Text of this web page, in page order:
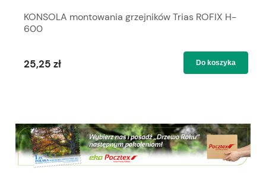
KONSOLA montowania grzejników Trias ROFIX H-
600
25,25 zł Do koszyka